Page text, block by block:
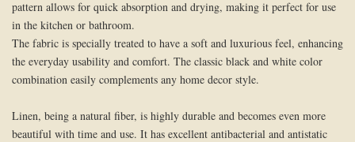
pattern allows for quick absorption and drying, making it perfect for use
in the kitchen or bathroom.
The fabric is specially treated to have a soft and luxurious feel, enhancing
the everyday usability and comfort. The classic black and white color
combination easily complements any home decor style.
Linen, being a natural fiber, is highly durable and becomes even more
beautiful with time and use. It has excellent antibacterial and antistatic